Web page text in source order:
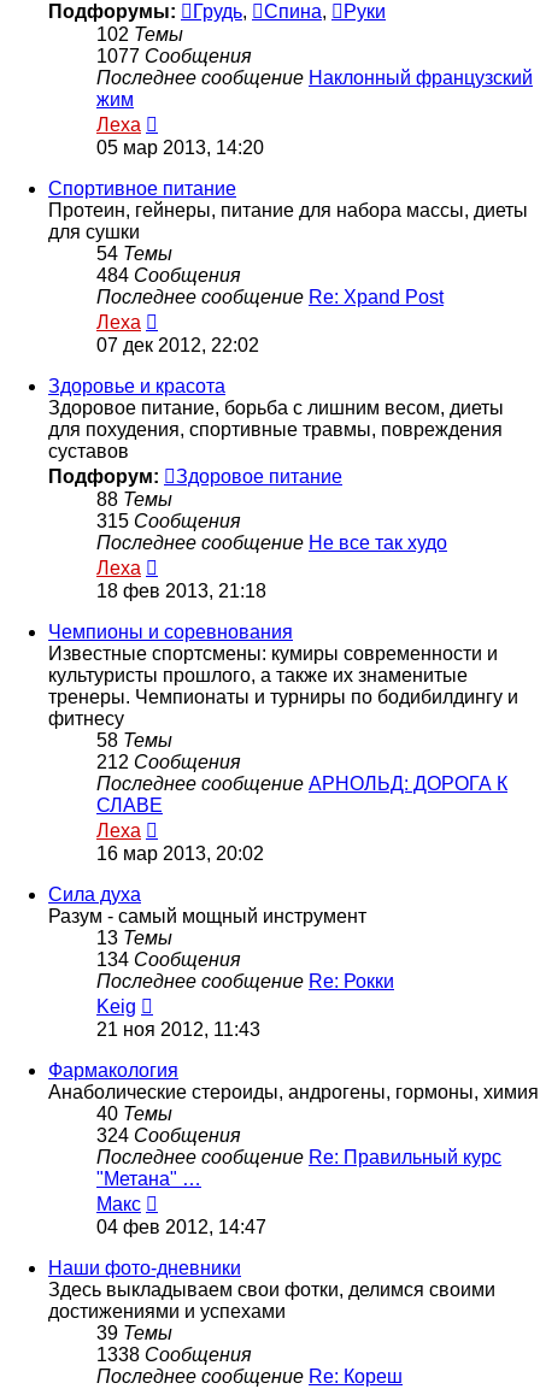
Подфорумы:
Грудь, Спина,
Руки
102 Темы
1077 Сообщения
Последнее сообщение Наклонный французский
жим
Леха
к
сообщению
05 мар 2013, 14:20
Спортивное питание
Протеин, гейнеры, питание для набора массы, диеты
для сушки
54 Темы
484 Сообщения
Последнее сообщение Re: Xpand Post
Леха
к
сообщению
07 дек 2012, 22:02
Здоровье и красота
Здоровое питание, борьба с лишним весом, диеты
для похудения, спортивные травмы, повреждения
суставов
Подфорум:
Здоровое питание
88 Темы
315 Сообщения
Последнее сообщение Не все так худо
Леха
к
сообщению
18 фев 2013, 21:18
Чемпионы и соревнования
Известные спортсмены: кумиры современности и
культуристы прошлого, а также их знаменитые
тренеры. Чемпионаты и турниры по бодибилдингу и
фитнесу
58 Темы
212 Сообщения
Последнее сообщение АРНОЛЬД: ДОРОГА К
СЛАВЕ
Леха
к
16 мар 2013, 20:02
Сила духа
Разум - самый мощный инструмент
13 Темы
134 Сообщения
Последнее сообщение Re: Рокки
Keig
к
сообщению
21 ноя 2012, 11:43
Фармакология
Анаболические стероиды, андрогены, гормоны, химия
40 Темы
324 Сообщения
Последнее сообщение Re: Правильный курс
"Метана" …
Макс
к
сообщению
04 фев 2012, 14:47
Наши фото-дневники
Здесь выкладываем свои фотки, делимся своими
достижениями и успехами
39 Темы
1338 Сообщения
Последнее сообщение Re: Кореш